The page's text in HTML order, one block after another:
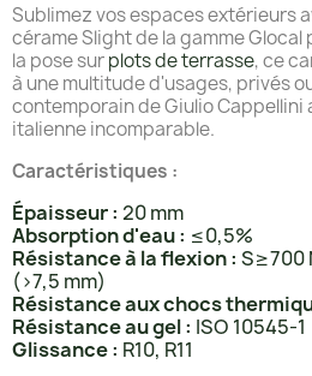
Sublimez vos espaces extérieurs
cérame Slight de la gamme
la pose surplots de terrasse, ce
à une multitude d'usages, privés
contemporain de Giulio
italienne incomparable.
Caractéristiques :
Épaisseur : 20 mm
Absorption d'eau : ≤0,5%
Résistance à la flexion : S≥700
(>7,5 mm)
Résistance aux chocs
Résistance au gel : ISO 10545-1
Glissance : R10, R11